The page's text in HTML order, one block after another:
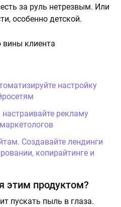
за руль нетрезвым. Или
особенно детской.
настройку
рекламу
Создавайте лендинги
копирайтинге и
этим продуктом?
пускать пыль в глаза.